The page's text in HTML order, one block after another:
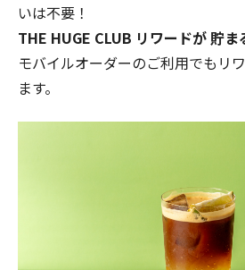
いは不要！
THE HUGE CLUB リワードが 貯ま
モバイルオーダーのご利用でもリ
ます。